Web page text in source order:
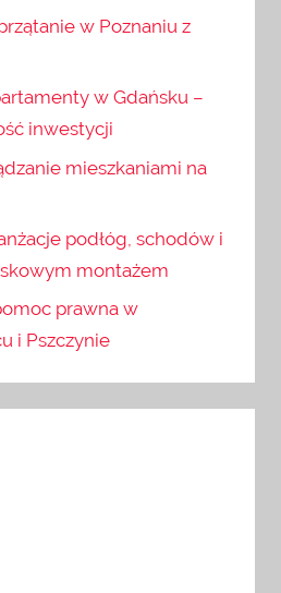
w Poznaniu z
w Gdańsku –
inwestycji
mieszkaniami na
podłóg, schodów i
montażem
prawna w
i Pszczynie